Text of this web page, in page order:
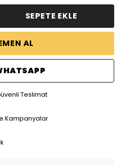
SEPETE EKLE
AL
Teslimat
Kampanyalar